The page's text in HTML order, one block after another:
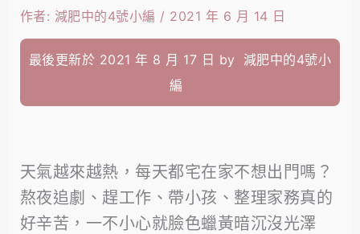
作者: 減肥中的4號小編 / 2021 年 6 月 14 日
最後更新於 2021 年 8 月 17 日 by
減肥中的4號小
編
天氣越來越熱，每天都宅在家不想出門嗎？
熬夜追劇、趕工作、帶小孩、整理家務真的
好辛苦，一不小心就臉色蠟黃暗沉沒光澤